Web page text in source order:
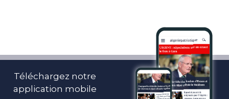
Téléchargez notre
application mobile